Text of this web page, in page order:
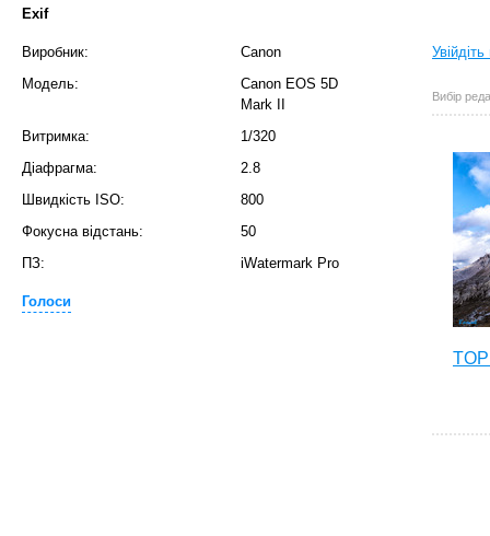
Exif
Виробник:
Canon
Модель:
Canon EOS 5D
Mark II
Витримка:
1/320
Діафрагма:
2.8
Швидкість ISO:
800
Фокусна відстань:
50
ПЗ:
iWatermark Pro
Голоси
Вибір